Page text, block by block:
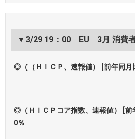
▼3/29 19：00 EU 3月 消費
◎（（ＨＩＣＰ、速報値） [前年同
◎（ＨＩＣＰコア指数、速報値） [
0％